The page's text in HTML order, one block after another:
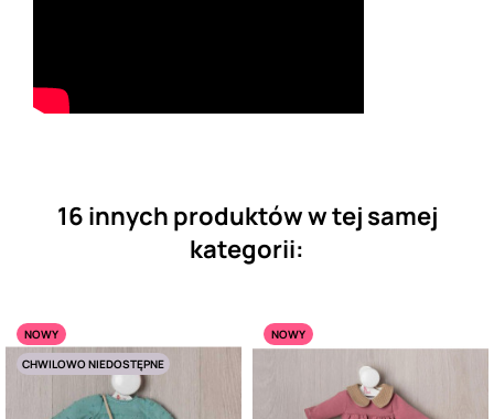
16 innych produktów w tej samej
kategorii:
NOWY
CHWILOWO NIEDOSTĘPNE
NOWY